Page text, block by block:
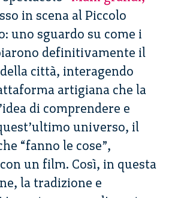
in scena al Piccolo
uno sguardo su come i
definitivamente il
città, interagendo
artigiana che la
di comprendere e
universo, il
“fanno le cose”,
un film. Così, in questa
la tradizione e